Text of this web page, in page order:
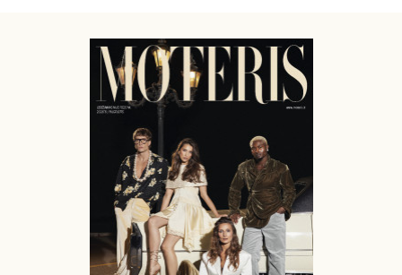
NAUJIENLAIŠKĮ
Prenumeruodami portalą,
Jūs sutinkate su
taisyklėmis